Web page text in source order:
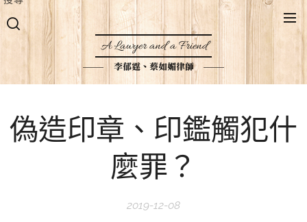
A Lawyer and a Friend
李郁霆、蔡如媚律師
偽造印章、印鑑觸犯什
麼罪？
2019-12-08